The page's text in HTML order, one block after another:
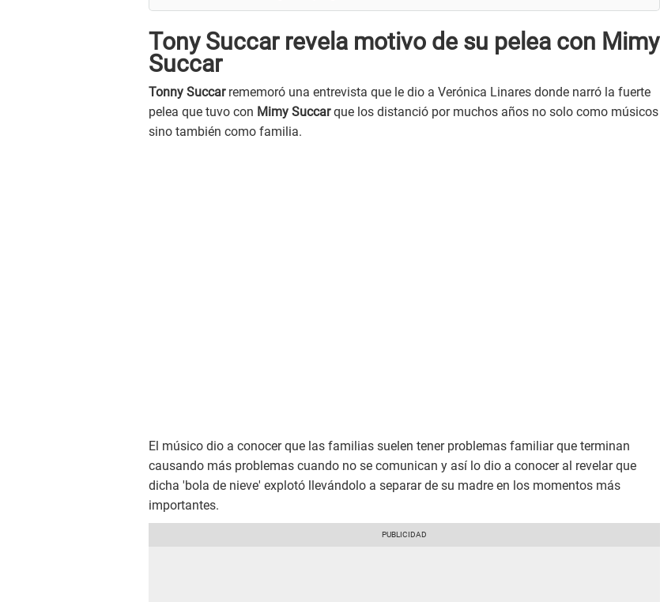
Tony Succar revela motivo de su pelea con Mimy
Succar
Tonny Succar rememoró una entrevista que le dio a Verónica Linares donde narró la fuerte
pelea que tuvo con Mimy Succarque los distanció por muchos años no solo como músicos
sino también como familia.
El músico dio a conocer que las familias suelen tener problemas familiar que terminan
causando más problemas cuando no se comunican y así lo dio a conocer al revelar que
dicha 'bola de nieve' explotó llevándolo a separar de su madre en los momentos más
importantes.